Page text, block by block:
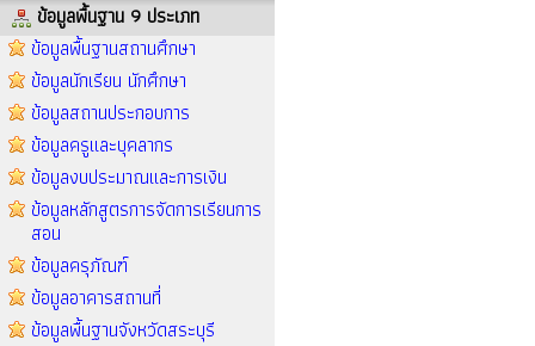
ข้อมูลพื้นฐาน 9 ประเภท
ข้อมูลพื้นฐานสถานศึกษา
ข้อมูลนักเรียน นักศึกษา
ข้อมูลสถานประกอบการ
ข้อมูลครูและบุคลากร
ข้อมูลงบประมาณและการเงิน
ข้อมูลหลักสูตรการจัดการเรียนการ
สอน
ข้อมูลครุภัณฑ์
ข้อมูลอาคารสถานที่
ข้อมูลพื้นฐานจังหวัดสระบุรี